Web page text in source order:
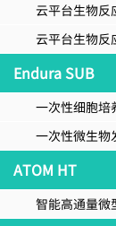
云平台生物反
云平台生物反
Endura SUB
一次性细胞培
一次性微生物
ATOM HT
智能高通量微